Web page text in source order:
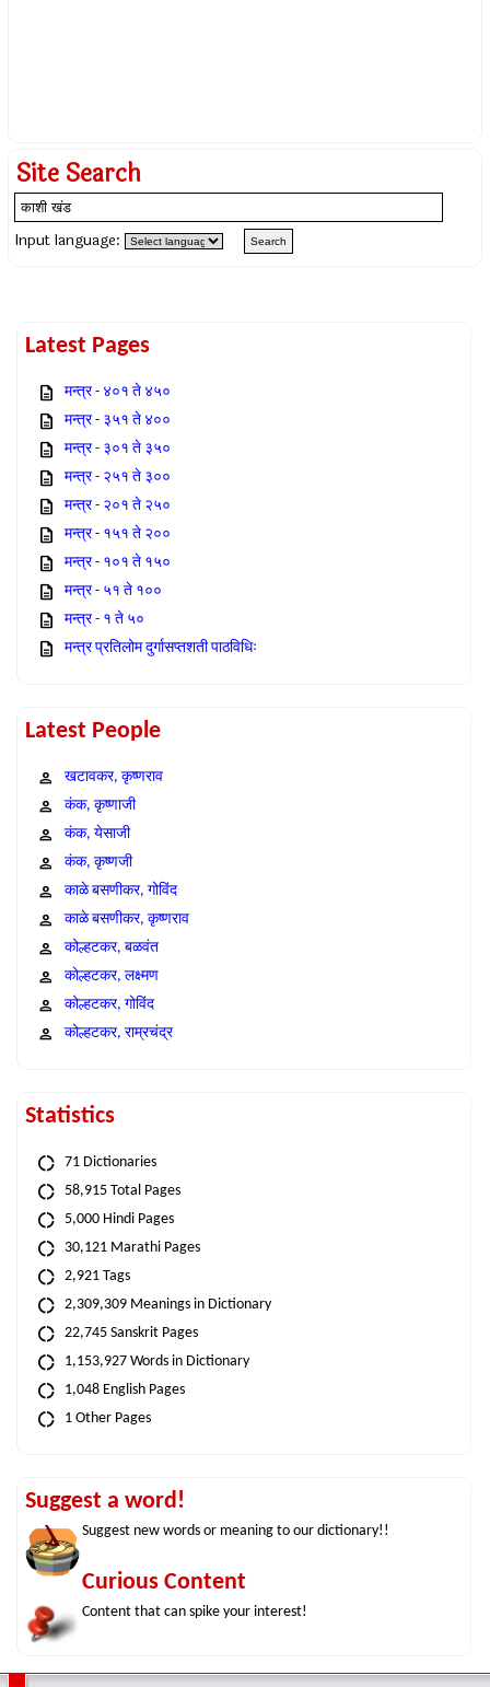
Site Search
Input language:
Latest Pages
मन्त्र - ४०१ ते ४५०
मन्त्र - ३५१ ते ४००
मन्त्र - ३०१ ते ३५०
मन्त्र - २५१ ते ३००
मन्त्र - २०१ ते २५०
मन्त्र - १५१ ते २००
मन्त्र - १०१ ते १५०
मन्त्र - ५१ ते १००
मन्त्र - १ ते ५०
मन्त्र प्रतिलोम दुर्गासप्तशती पाठविधिः
Latest People
खटावकर, कृष्णराव
कंक, कृष्णाजी
कंक, येसाजी
कंक, कृष्णजी
काळे बसणीकर, गोविंद
काळे बसणीकर, कृष्णराव
कोल्हटकर, बळवंत
कोल्हटकर, लक्ष्मण
कोल्हटकर, गोविंद
कोल्हटकर, राम्रचंद्र
Statistics
71 Dictionaries
58,915 Total Pages
5,000 Hindi Pages
30,121 Marathi Pages
2,921 Tags
2,309,309 Meanings in Dictionary
22,745 Sanskrit Pages
1,153,927 Words in Dictionary
1,048 English Pages
1 Other Pages
Suggest a word!
Suggest new words or meaning to our dictionary!!
Curious Content
Content that can spike your interest!